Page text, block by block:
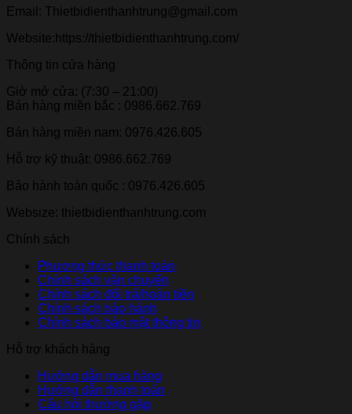
Email: Thietbidienthanhtrung@gmail.com
Website:https://thietbidienthanhtrung.com/
Thông tin cửa hàng
Giờ mở cửa: (7:30 – 21:00)
Bán hàng miền bắc : 0986.662.769
Bán hàng miền nam: 0976.426.605
Hỗ trợ kỹ thuật: 0986.662.769
Bảo hành toàn quốc : 0976.426.605
Websize: thietbidienthanhtrung.com
Chính sách
Phương thức thanh toán
Chính sách vận chuyển
Chính sách đổi trả/hoàn tiền
Chính sách bảo hành
Chính sách bảo mật thông tin
Hỗ trợ khách hàng
Hướng dẫn mua hàng
Hướng dẫn thanh toán
Câu hỏi thường gặp